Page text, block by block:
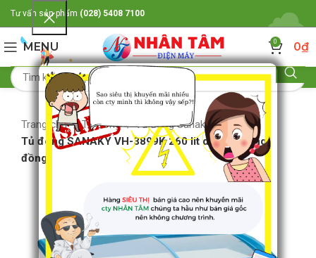
Tư vấn sản phẩm (028) 5408 7100
MENU 0 0₫
Trang chủ Tủ đông
Tủ đông Sanaky
Tủ đông SANAKY VH-3899K 260 lit dàn lạnh ống
đồng